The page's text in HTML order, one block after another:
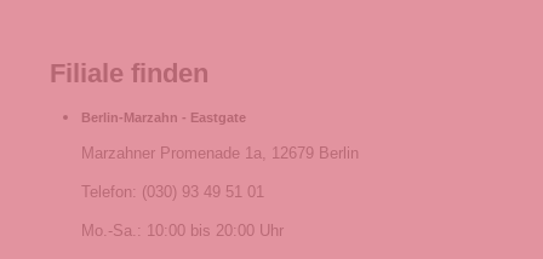
Filiale finden
Berlin-Marzahn - Eastgate
Marzahner Promenade 1a, 12679 Berlin
Telefon: (030) 93 49 51 01
Mo.-Sa.: 10:00 bis 20:00 Uhr